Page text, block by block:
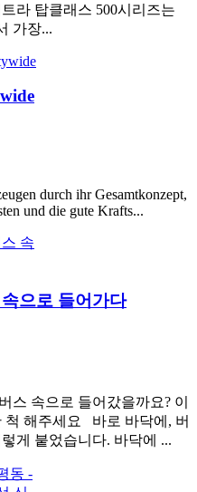
라 탑클래스 500시리즈는
가장...
durch ihr Gesamtkonzept,
und die gute Krafts...
으로 들어가다
스 속으로 들어갔을까요? 이
척 해주세요 바로 바닥에, 버
게 붙었습니다. 바닥에 ...